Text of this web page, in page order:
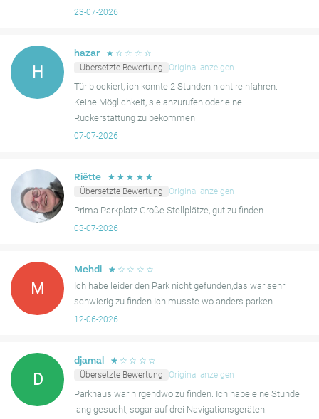
23-07-2026
H
hazar ☆ ☆ ☆ ☆ ☆
Übersetzte Bewertung
Original anzeigen
Tür blockiert, ich konnte 2 Stunden nicht reinfahren.
Keine Möglichkeit, sie anzurufen oder eine
Rückerstattung zu bekommen
07-07-2026
Riëtte ☆ ☆ ☆ ☆ ☆
Übersetzte Bewertung
Original anzeigen
Prima Parkplatz Große Stellplätze, gut zu finden
03-07-2026
M
Mehdi ☆ ☆ ☆ ☆ ☆
Ich habe leider den Park nicht gefunden,das war sehr
schwierig zu finden.Ich musste wo anders parken
12-06-2026
D
djamal ☆ ☆ ☆ ☆ ☆
Übersetzte Bewertung
Original anzeigen
Parkhaus war nirgendwo zu finden. Ich habe eine Stunde
lang gesucht, sogar auf drei Navigationsgeräten.